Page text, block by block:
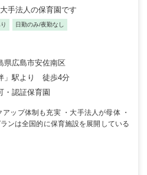
手法人の保育園です
日勤のみ/夜勤なし
県広島市安佐南区
」駅より 徒歩4分
・認証保育園
アップ体制も充実 ・大手法人が母体 ・
ンは全国的に保育施設を展開している